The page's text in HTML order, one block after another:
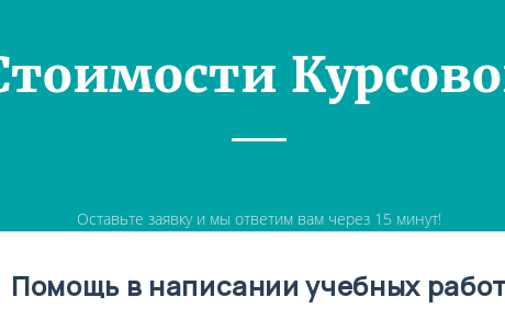
Оставьте заявку и мы ответим вам через 15 минут!
Помощь в написании учебных